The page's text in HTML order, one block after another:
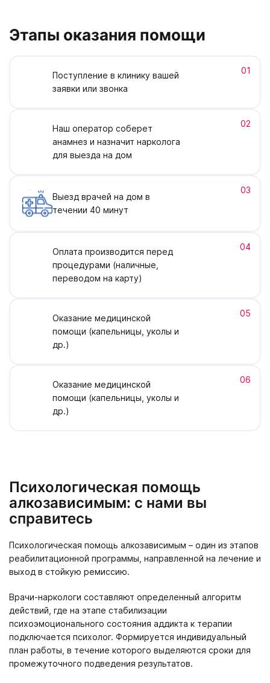
Этапы оказания помощи
Поступление в клинику вашей
заявки или звонка
01
Наш оператор соберет
анамнез и назначит нарколога
для выезда на дом
02
Выезд врачей на дом в
течении 40 минут
03
Оплата производится перед
процедурами (наличные,
переводом на карту)
04
Оказание медицинской
помощи (капельницы, уколы и
др.)
05
Оказание медицинской
помощи (капельницы, уколы и
др.)
06
Психологическая помощь
алкозависимым: с нами вы
справитесь
Психологическая помощь алкозависимым – один из этапов
реабилитационной программы, направленной на лечение и
выход в стойкую ремиссию.
Врачи-наркологи составляют определенный алгоритм
действий, где на этапе стабилизации
психоэмоционального состояния аддикта к терапии
подключается психолог. Формируется индивидуальный
план работы, в течение которого выделяются сроки для
промежуточного подведения результатов.